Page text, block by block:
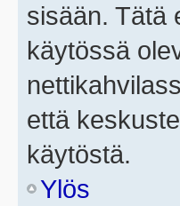
sisään. Tätä
käytössä
että
käytöstä.
Ylös